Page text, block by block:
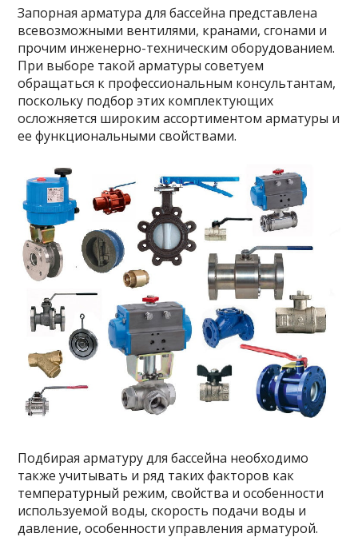
Запорная арматура для бассейна представлена
всевозможными вентилями, кранами, сгонами и
прочим инженерно-техническим оборудованием.
При выборе такой арматуры советуем
обращаться к профессиональным консультантам,
поскольку подбор этих комплектующих
осложняется широким ассортиментом арматуры и
ее функциональными свойствами.
Подбирая арматуру для бассейна необходимо
также учитывать и ряд таких факторов как
температурный режим, свойства и особенности
используемой воды, скорость подачи воды и
давление, особенности управления арматурой.